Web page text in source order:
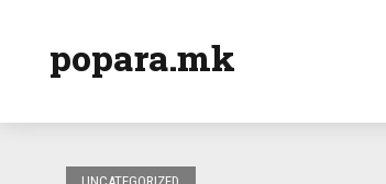
popara.mk